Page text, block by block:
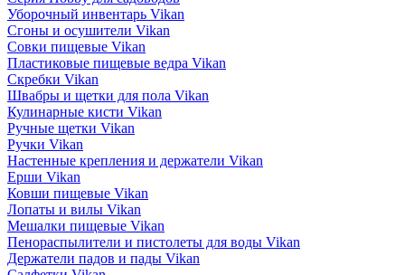
Уборочный инвентарь Vikan
Сгоны и осушители Vikan
Совки пищевые Vikan
Пластиковые пищевые ведра Vikan
Скребки Vikan
Швабры и щетки для пола Vikan
Кулинарные кисти Vikan
Ручные щетки Vikan
Ручки Vikan
Настенные крепления и держатели Vikan
Ерши Vikan
Ковши пищевые Vikan
Лопаты и вилы Vikan
Мешалки пищевые Vikan
Пенораспылители и пистолеты для воды Vikan
Держатели падов и пады Vikan